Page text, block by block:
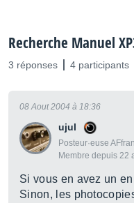
Recherche Manuel
3 réponses 4 participants
ujul
Posteur·euse
Membre depuis 22
08 Aout 2004 à 18:36
Si vous en avez un
Sinon, les